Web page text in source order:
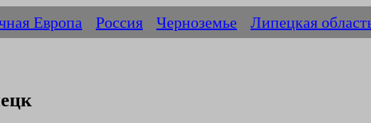
Европа Россия Черноземье Липецкая